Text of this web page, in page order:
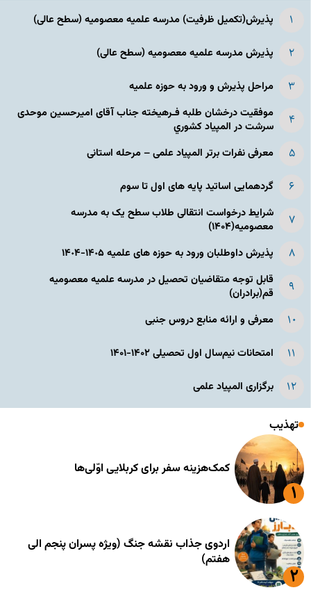
پذیرش(تکمیل ظرفیت) مدرسه علمیه معصومیه‌ (سطح عالی)
پذیرش مدرسه علمیه معصومیه‌ (سطح عالی)
مراحل پذیرش و ورود به حوزه علمیه
موفقیت درخشان طلبه فـرهیخته جناب آقای امیرحسین موحدی
سرشت در المپياد كشوري
معرفی نفرات برتر المپیاد علمی – مرحله استانی
گردهمایی اساتید پایه های اول تا سوم
شرایط درخواست انتقالی طلاب سطح یک به مدرسه
معصومیه(۱۴۰۴)
پذیرش داوطلبان ورود به حوزه های علمیه ١۴٠۵-١۴٠۴
قابل توجه متقاضیان تحصیل در مدرسه علمیه معصومیه
قم(برادران)
معرفی و ارائه منابع دروس جنبی
امتحانات نیم‌سال اول تحصیلی ۱۴۰۲-۱۴۰۱
برگزاری المپیاد علمی
تهذیب
کمک‌هزینه سفر برای کربلایی اوّلی‌ها
اردوی جذاب نقشه جنگ (ویژه پسران پنجم الی
هفتم)